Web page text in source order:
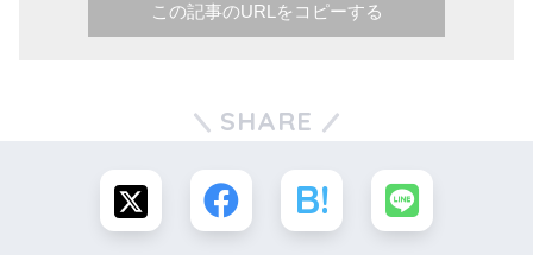
この記事のURLをコピーする
SHARE